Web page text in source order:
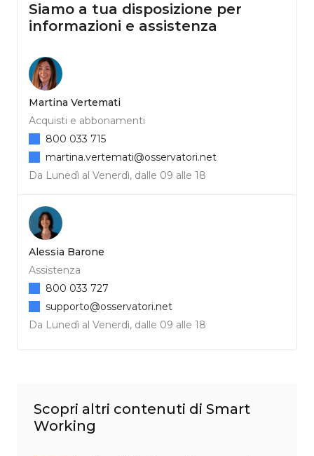
Siamo a tua disposizione per
informazioni e assistenza
Martina Vertemati
Acquisti e abbonamenti
Da Lunedì al Venerdì, dalle 09 alle 18
800 033 715
martina.vertemati@osservatori.net
Alessia Barone
Assistenza
Da Lunedì al Venerdì, dalle 09 alle 18
800 033 727
supporto@osservatori.net
Scopri altri contenuti di Smart
Working